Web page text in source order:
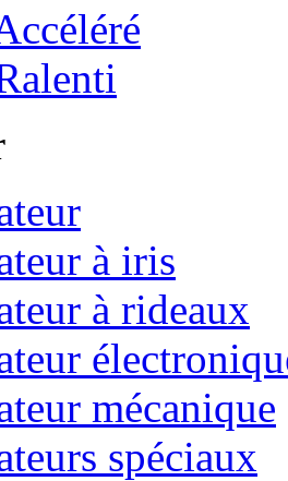
à iris
à rideaux
mécanique
spéciaux